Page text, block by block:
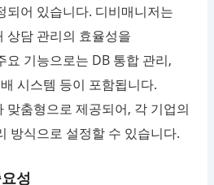
되어 있습니다. 디비매니저는
상담 관리의 효율성을
요 기능으로는 DB 통합 관리,
시스템 등이 포함됩니다.
맞춤형으로 제공되어, 각 기업의
방식으로 설정할 수 있습니다.
성